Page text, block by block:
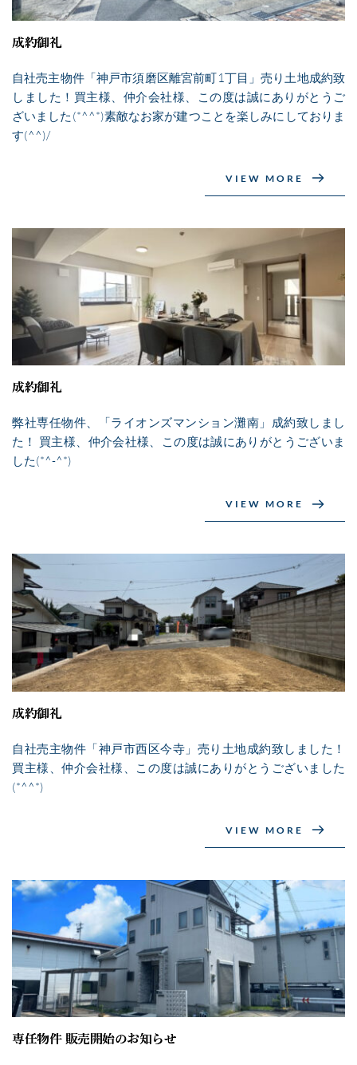
成約御礼
自社売主物件「神戸市須磨区離宮前町1丁目」売り土地成約致
しました！買主様、仲介会社様、この度は誠にありがとうご
ざいました(*^^*)素敵なお家が建つことを楽しみにしておりま
す(^^)/
VIEW MORE
成約御礼
弊社専任物件、「ライオンズマンション灘南」成約致しまし
た！ 買主様、仲介会社様、この度は誠にありがとうございま
した(*^-^*)
VIEW MORE
成約御礼
自社売主物件「神戸市西区今寺」売り土地成約致しました！
買主様、仲介会社様、この度は誠にありがとうございました
(*^^*)
VIEW MORE
専任物件 販売開始のお知らせ